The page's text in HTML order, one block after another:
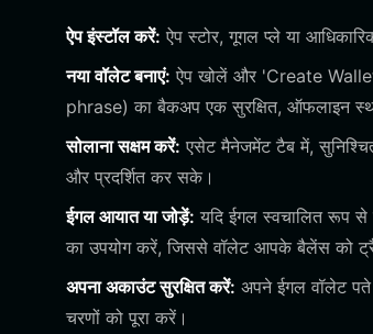
ऐप इंस्टॉल करें: ऐप स्टोर, गूगल प्ले या
नया वॉलेट बनाएं: ऐप खोलें और 'Create
phrase) का बैकअप एक सुरक्षित, ऑफलाइन
सोलाना सक्षम करें: एसेट मैनेजमेंट टैब में,
और प्रदर्शित कर सके।
ईगल आयात या जोड़ें: यदि ईगल स्वचालित रूप
का उपयोग करें, जिससे वॉलेट आपके बैलेंस को
अपना अकाउंट सुरक्षित करें: अपने ईगल वॉलेट पते
चरणों को पूरा करें।